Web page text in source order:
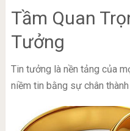
Tầm Quan
Tưởng
Tin tưởng là nền tảng của
niềm tin bằng sự chân